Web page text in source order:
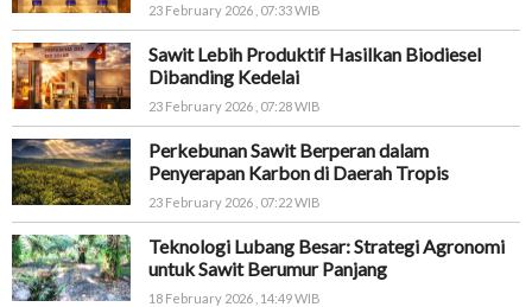
23 February 2026 , 07:33 WIB
Sawit Lebih Produktif Hasilkan Biodiesel
Dibanding Kedelai
23 February 2026 , 07:28 WIB
Perkebunan Sawit Berperan dalam
Penyerapan Karbon di Daerah Tropis
23 February 2026 , 07:22 WIB
Teknologi Lubang Besar: Strategi Agronomi
untuk Sawit Berumur Panjang
18 February 2026 , 14:49 WIB